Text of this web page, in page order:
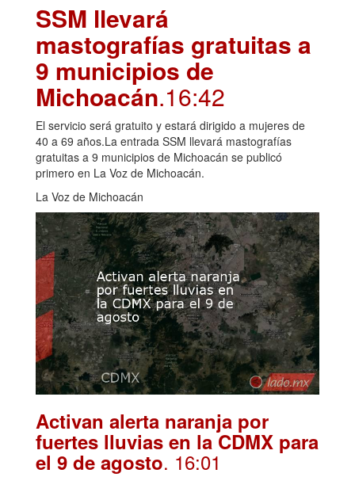
SSM llevará
mastografías gratuitas a
9 municipios de
Michoacán.16:42
El servicio será gratuito y estará dirigido a mujeres de
40 a 69 años.La entrada SSM llevará mastografías
gratuitas a 9 municipios de Michoacán se publicó
primero en La Voz de Michoacán.
La Voz de Michoacán
Activan alerta naranja por
fuertes lluvias en la CDMX para
el 9 de agosto. 16:01